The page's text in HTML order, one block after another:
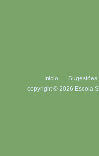
Início
Sugestões
copyright © 2026 Escola